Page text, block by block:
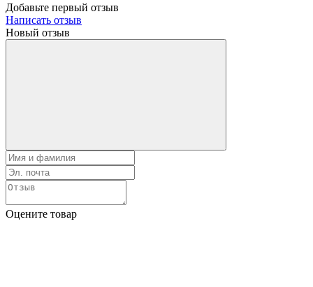
Добавьте первый отзыв
Написать отзыв
Новый отзыв
Оцените товар